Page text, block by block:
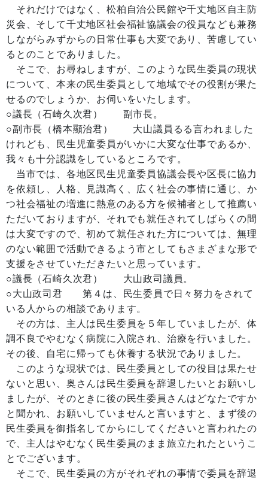
それだけではなく、松柏自治公民館や千丈地区自主防
災会、そして千丈地区社会福祉協議会の役員なども兼務
しながらみずからの日常仕事も大変であり、苦慮してい
るとのことでありました。
そこで、お尋ねしますが、このような民生委員の現状
について、本来の民生委員として地域でその役割が果た
せるのでしょうか、お伺いをいたします。
○議長（石崎久次君） 副市長。
○副市長（橋本顯治君） 大山議員るる言われました
けれども、民生児童委員がいかに大変な仕事であるか、
我々も十分認識をしているところです。
当市では、各地区民生児童委員協議会長や区長に協力
を依頼し、人格、見識高く、広く社会の事情に通じ、か
つ社会福祉の増進に熱意のある方を候補者として推薦い
ただいておりますが、それでも就任されてしばらくの間
は大変ですので、初めて就任された方については、無理
のない範囲で活動できるよう市としてもさまざまな形で
支援をさせていただきたいと思っています。
○議長（石崎久次君） 大山政司議員。
○大山政司君 第４は、民生委員で日々努力をされて
いる人からの相談であります。
その方は、主人は民生委員を５年していましたが、体
調不良でやむなく病院に入院され、治療を行いました。
その後、自宅に帰っても休養する状況でありました。
このような現状では、民生委員としての役目は果たせ
ないと思い、奥さんは民生委員を辞退したいとお願いし
ましたが、そのときに後の民生委員さんはどなたですか
と聞かれ、お願いしていませんと言いますと、まず後の
民生委員を御指名してからにしてくださいと言われたの
で、主人はやむなく民生委員のまま旅立たれたというこ
とでございます。
そこで、民生委員の方がそれぞれの事情で委員を辞退